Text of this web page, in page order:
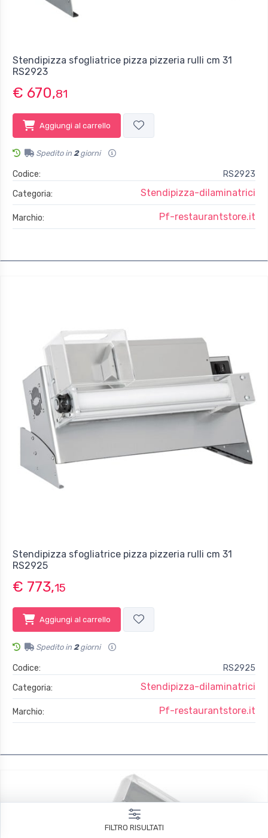
Stendipizza sfogliatrice pizza pizzeria rulli cm 31
RS2923
€ 670,81
Aggiungi al carrello
Spedito in 2giorni
Codice:
RS2923
Categoria:
Stendipizza-dilaminatrici
Marchio: Pf-restaurantstore.it
Stendipizza sfogliatrice pizza pizzeria rulli cm 31
RS2925
€ 773,15
Aggiungi al carrello
Spedito in 2giorni
Codice:
RS2925
Categoria:
Stendipizza-dilaminatrici
Marchio: Pf-restaurantstore.it
FILTRO RISULTATI